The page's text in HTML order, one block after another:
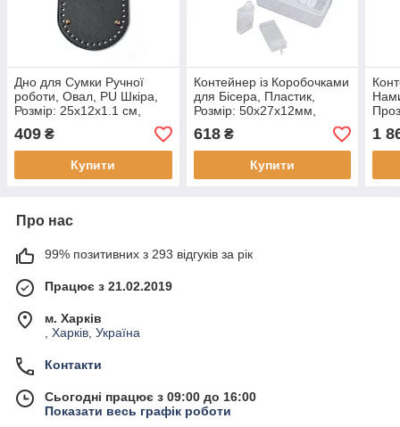
Дно для Сумки Ручної
роботи, Овал, PU Шкіра,
Розмір: 25x12x1.1 см,
Колір: Чорний, Отвір 0,5
см, (1 шт)
409 ₴
Купити
Контейнер із Коробочками
для Бісера, Пластик,
Розмір: 50x27x12мм,
Контейнер 17.8x11.7x5.7
см, Отвір 9х10мм, (1
контейнер)
618₴
Купити
1
Про нас
99% позитивних з 293 відгуків за рік
Працює з 21.02.2019
м. Харків
, Харків, Україна
Контакти
Сьогодні працює з 09:00 до 16:00
Показати весь графік роботи